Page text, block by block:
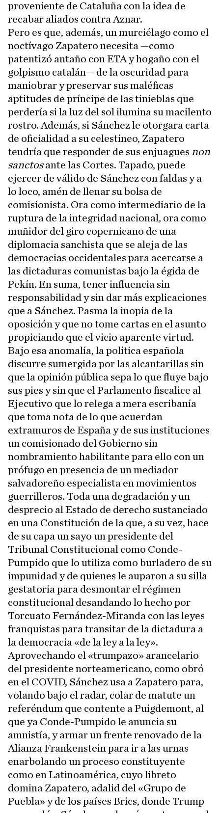
proveniente de Cataluña con la idea de
recabar aliados contra Aznar.
Pero es que, además, un murciélago como el
noctívago Zapatero necesita —como
patentizó antaño con ETA y hogaño con el
golpismo catalán— de la oscuridad para
maniobrar y preservar sus maléficas
aptitudes de príncipe de las tinieblas que
perdería si la luz del sol ilumina su macilento
rostro. Además, si Sánchez le otorgara carta
de oficialidad a su celestineo, Zapatero
tendría que responder de sus enjuagues non
sanctosante las Cortes. Tapado, puede
ejercer de válido de Sánchez con faldas y a
lo loco, amén de llenar su bolsa de
comisionista. Ora como intermediario de la
ruptura de la integridad nacional, ora como
muñidor del giro copernicano de una
diplomacia sanchista que se aleja de las
democracias occidentales para acercarse a
las dictaduras comunistas bajo la égida de
Pekín. En suma, tener influencia sin
responsabilidad y sin dar más explicaciones
que a Sánchez. Pasma la inopia de la
oposición y que no tome cartas en el asunto
propiciando que el vicio aparente virtud.
Bajo esa anomalía, la política española
discurre sumergida por las alcantarillas sin
que la opinión pública sepa lo que fluye bajo
sus pies y sin que el Parlamento fiscalice al
Ejecutivo que lo relega a mera escribanía
que toma nota de lo que acuerdan
extramuros de España y de sus instituciones
un comisionado del Gobierno sin
nombramiento habilitante para ello con un
prófugo en presencia de un mediador
salvadoreño especialista en movimientos
guerrilleros. Toda una degradación y un
desprecio al Estado de derecho sustanciado
en una Constitución de la que, a su vez, hace
de su capa un sayo un presidente del
Tribunal Constitucional como Conde-
Pumpido que lo utiliza como burladero de su
impunidad y de quienes le auparon a su silla
gestatoria para desmontar el régimen
constitucional desandando lo hecho por
Torcuato Fernández-Miranda con las leyes
franquistas para transitar de la dictadura a
la democracia «de la ley a la ley».
Aprovechando el «trumpazo» arancelario
del presidente norteamericano, como obró
en el COVID, Sánchez usa a Zapatero para,
volando bajo el radar, colar de matute un
referéndum que contente a Puigdemont, al
que ya Conde-Pumpido le anuncia su
amnistía, y armar un frente renovado de la
Alianza Frankenstein para ir a las urnas
enarbolando un proceso constituyente
como en Latinoamérica, cuyo libreto
domina Zapatero, adalid del «Grupo de
Puebla» y de los países Brics, donde Trump